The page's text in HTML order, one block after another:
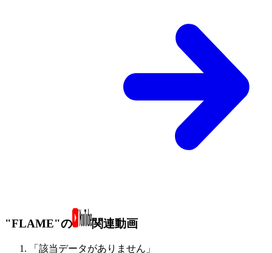
"FLAME"の 関連動画
「該当データがありません」